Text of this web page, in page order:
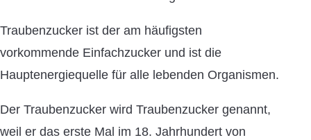
Traubenzucker ist der am häufigsten
vorkommende Einfachzucker und ist die
Hauptenergiequelle für alle lebenden Organismen.
Der Traubenzucker wird Traubenzucker genannt,
weil er das erste Mal im 18. Jahrhundert von